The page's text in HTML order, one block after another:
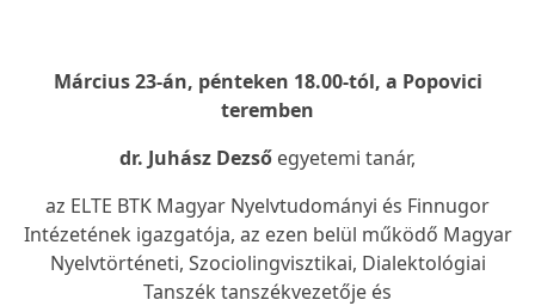
Március 23-án, pénteken 18.00-tól, a Popovici
teremben
dr. Juhász Dezső egyetemi tanár,
az ELTE BTK Magyar Nyelvtudományi és Finnugor
Intézetének igazgatója, az ezen belül működő Magyar
Nyelvtörténeti, Szociolingvisztikai, Dialektológiai
Tanszék tanszékvezetője és